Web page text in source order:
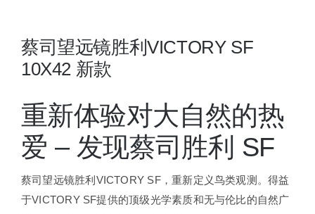
蔡司望远镜胜利VICTORY SF
10X42 新款
重新体验对大自然的热
爱 – 发现蔡司胜利 SF
蔡司望远镜胜利VICTORY SF，重新定义鸟类观测。得益
于VICTORY SF提供的顶级光学素质和无与伦比的自然广